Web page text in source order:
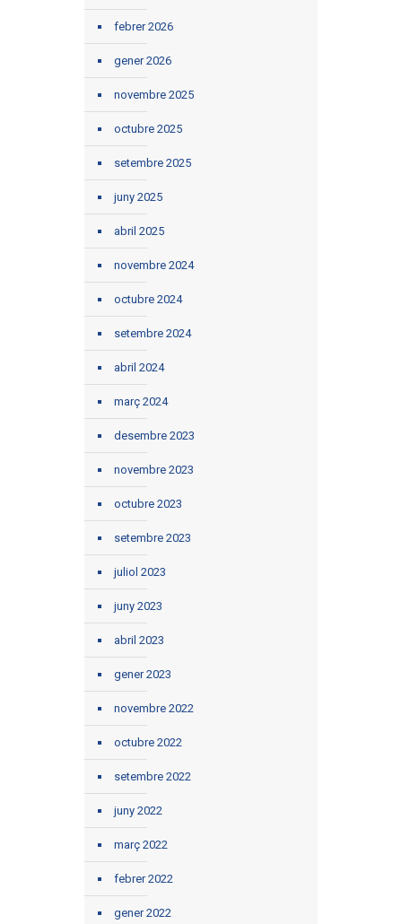
febrer 2026
gener 2026
novembre 2025
octubre 2025
setembre 2025
juny 2025
abril 2025
novembre 2024
octubre 2024
setembre 2024
abril 2024
març 2024
desembre 2023
novembre 2023
octubre 2023
setembre 2023
juliol 2023
juny 2023
abril 2023
gener 2023
novembre 2022
octubre 2022
setembre 2022
juny 2022
març 2022
febrer 2022
gener 2022